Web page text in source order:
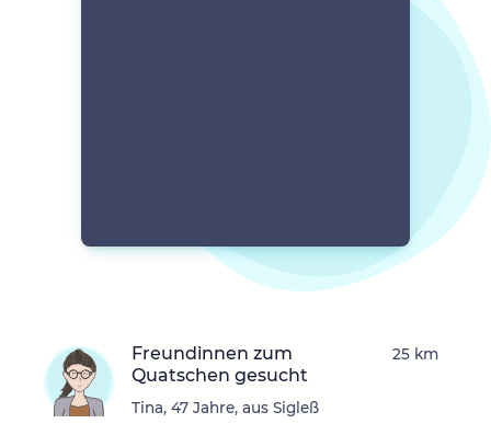
Freundinnen zum
Quatschen gesucht
Tina, 47 Jahre, aus Sigleß
25 km